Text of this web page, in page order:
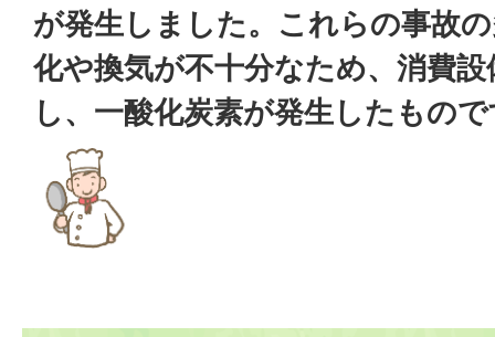
が発生しました。これらの事故
化や換気が不十分なため、消費
し、一酸化炭素が発生したもの